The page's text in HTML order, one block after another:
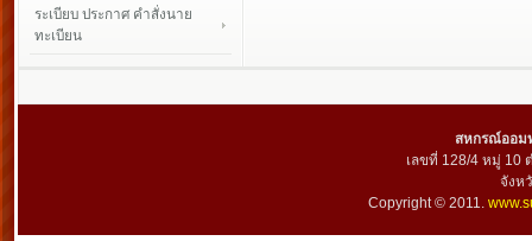
ระเบียบ ประกาศ คำสั่งนาย
ทะเบียน
สหกรณ์ออม
เลขที่ 128/4 หมู่ 10
จังห
Copyright © 2011.